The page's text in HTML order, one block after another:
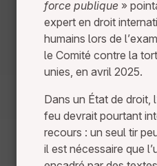
force publique »
expert en droit
humains lors de
le Comité contre la
unies, en avril 2025.
Dans un État de droit,
feu devrait pourtant
recours : un seul tir
il est nécessaire que